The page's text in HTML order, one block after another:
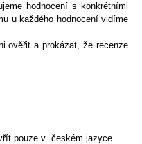
hodnocení s konkrétními
u každého hodnocení vidíme
a prokázat, že recenze
pouze v českém jazyce.